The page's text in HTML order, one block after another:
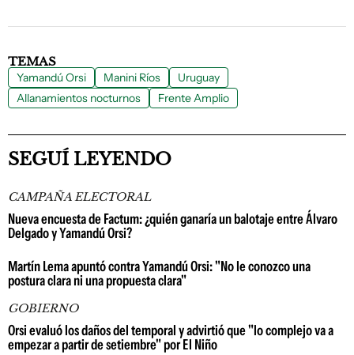
TEMAS
Yamandú Orsi Manini Ríos
Uruguay
Allanamientos nocturnos
Frente Amplio
SEGUÍ LEYENDO
CAMPAÑA ELECTORAL
Nueva encuesta de Factum: ¿quién ganaría un balotaje entre Álvaro
Delgado y Yamandú Orsi?
Martín Lema apuntó contra Yamandú Orsi: "No le conozco una
postura clara ni una propuesta clara"
GOBIERNO
Orsi evaluó los daños del temporal y advirtió que "lo complejo va a
empezar a partir de setiembre" por El Niño